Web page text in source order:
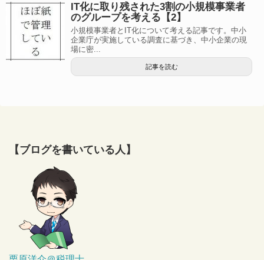
IT化に取り残された3割の小規模事業者
のグループを考える【2】
小規模事業者とIT化について考える記事です。中小
企業庁が実施している調査に基づき、中小企業の現
場に密...
記事を読む
【ブログを書いている人】